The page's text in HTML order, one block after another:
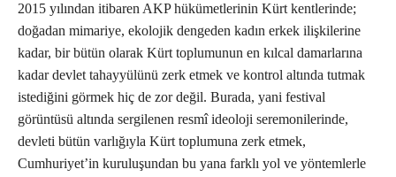
2015 yılından itibaren AKP hükümetlerinin Kürt kentlerinde;
doğadan mimariye, ekolojik dengeden kadın erkek ilişkilerine
kadar, bir bütün olarak Kürt toplumunun en kılcal damarlarına
kadar devlet tahayyülünü zerk etmek ve kontrol altında tutmak
istediğini görmek hiç de zor değil. Burada, yani festival
görüntüsü altında sergilenen resmî ideoloji seremonilerinde,
devleti bütün varlığıyla Kürt toplumuna zerk etmek,
Cumhuriyet’in kuruluşundan bu yana farklı yol ve yöntemlerle